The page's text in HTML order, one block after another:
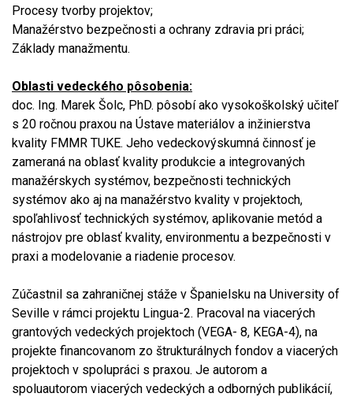
Procesy tvorby projektov;
Manažérstvo bezpečnosti a ochrany zdravia pri práci;
Základy manažmentu.
Oblasti vedeckého pôsobenia:
doc. Ing. Marek Šolc, PhD. pôsobí ako vysokoškolský učiteľ
s 20 ročnou praxou na Ústave materiálov a inžinierstva
kvality FMMR TUKE. Jeho vedeckovýskumná činnosť je
zameraná na oblasť kvality produkcie a integrovaných
manažérskych systémov, bezpečnosti technických
systémov ako aj na manažérstvo kvality v projektoch,
spoľahlivosť technických systémov, aplikovanie metód a
nástrojov pre oblasť kvality, environmentu a bezpečnosti v
praxi a modelovanie a riadenie procesov.
Zúčastnil sa zahraničnej stáže v Španielsku na University of
Seville v rámci projektu Lingua-2. Pracoval na viacerých
grantových vedeckých projektoch (VEGA- 8, KEGA-4), na
projekte financovanom zo štrukturálnych fondov a viacerých
projektoch v spolupráci s praxou. Je autorom a
spoluautorom viacerých vedeckých a odborných publikácií,